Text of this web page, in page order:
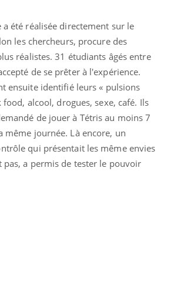
a été réalisée directement sur le
les chercheurs, procure des
réalistes. 31 étudiants âgés entre
de se prêter à l'expérience.
ensuite identifié leurs « pulsions
alcool, drogues, sexe, café. Ils
de jouer à Tétris au moins 7
même journée. Là encore, un
qui présentait les même envies
pas, a permis de tester le pouvoir